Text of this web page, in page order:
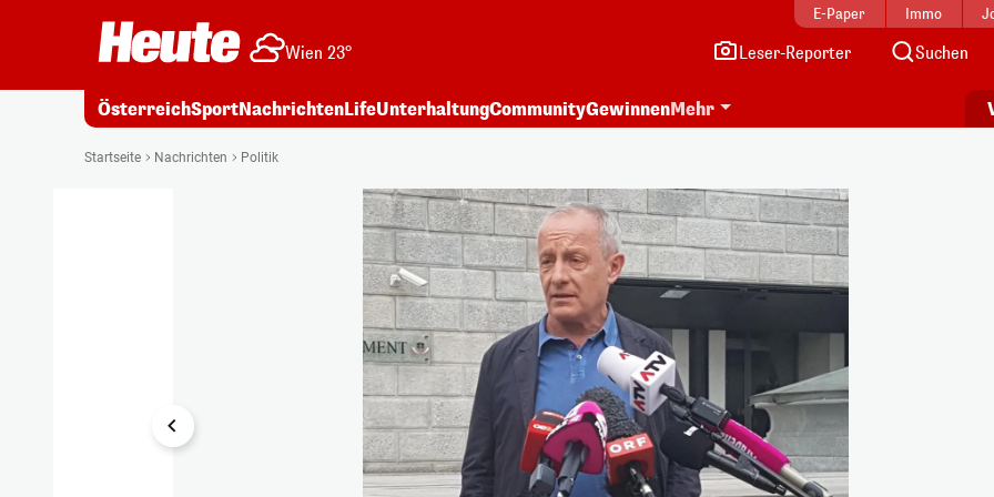
E-Paper Immo
Wien 23° Leser-Reporter Suchen
ÖsterreichSportNachrichtenLifeUnterhaltungCommunityGewinnenMehr
Startseite Nachrichten Politik
1/5